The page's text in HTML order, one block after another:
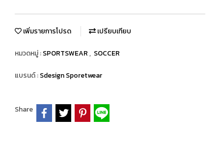
เพิ่มรายการโปรด เปรียบเทียบ
หมวดหมู่ :SPORTSWEAR, SOCCER
แบรนด์ :Sdesign Sporetwear
Share